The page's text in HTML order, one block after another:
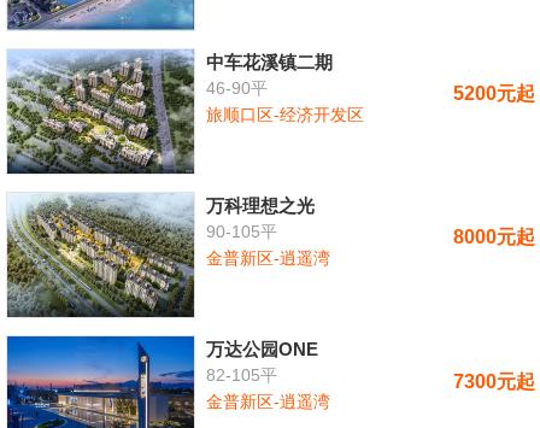
中车花溪镇二期
46-90平
旅顺口区-经济开发区
5200元起
万科理想之光
90-105平
金普新区-逍遥湾
8000元起
万达公园ONE
82-105平
金普新区-逍遥湾
7300元起